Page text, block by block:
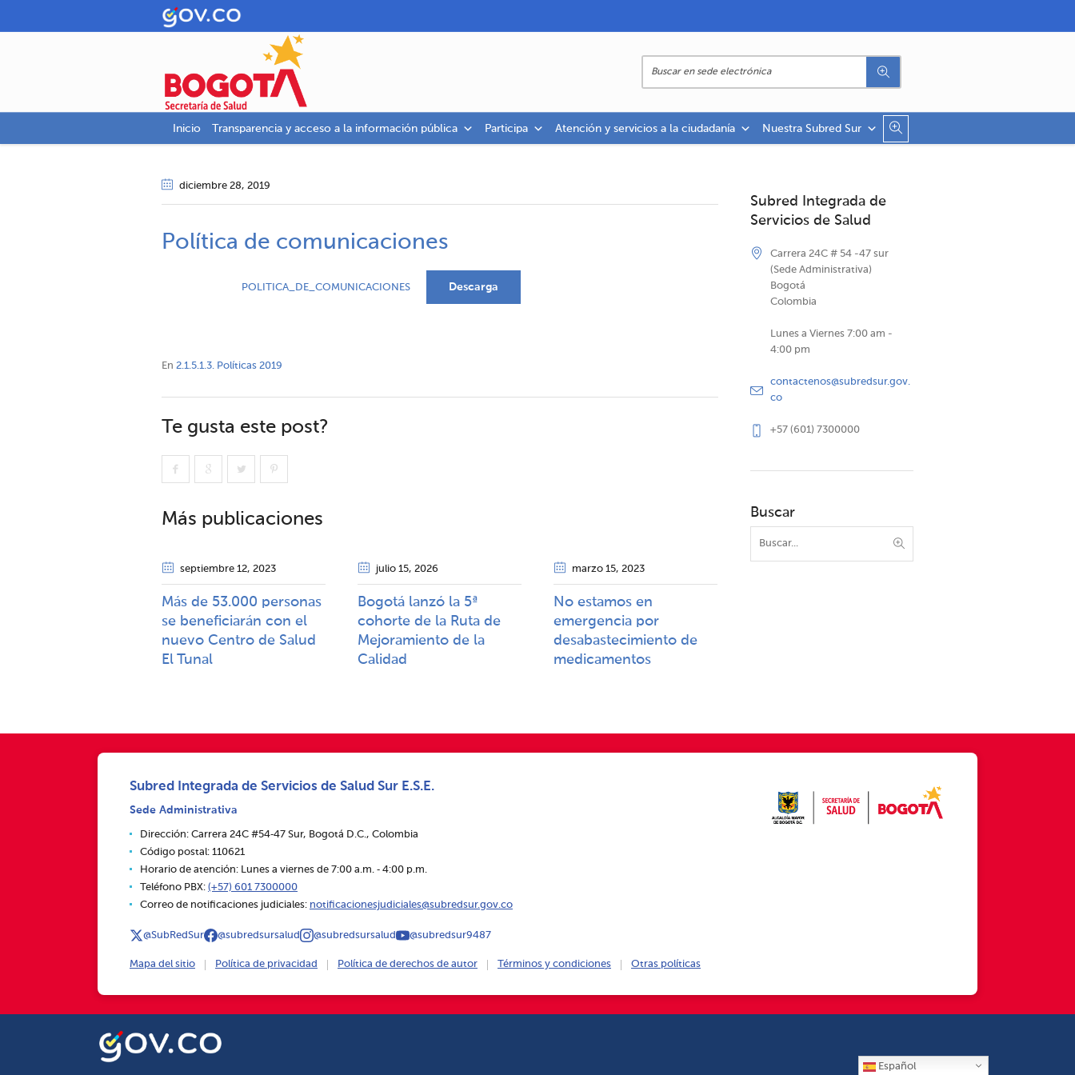
Inicio Transparencia y acceso a la información pública Participa Atención y servicios a la ciudadanía Nuestra Subred Sur
diciembre 28, 2019
Política de comunicaciones
POLITICA_DE_COMUNICACIONES Descarga
En 2.1.5.1.3. Políticas 2019
Te gusta este post?
Más publicaciones
septiembre 12, 2023
Más de 53.000 personas
se beneficiarán con el
nuevo Centro de Salud
El Tunal
julio 15, 2026
Bogotá lanzó la 5ª
cohorte de la Ruta de
Mejoramiento de la
Calidad​​
marzo 15, 2023
No estamos en
emergencia por
desabastecimiento de
medicamentos
Subred Integrada de
Servicios de Salud
Carrera 24C # 54 -47 sur
(Sede Administrativa)
Bogotá
Colombia
Lunes a Viernes 7:00 am -
4:00 pm
contactenos@subredsur.gov.
co
+57 (601) 7300000
Buscar
Subred Integrada de Servicios de Salud Sur E.S.E.
Sede Administrativa
Dirección: Carrera 24C #54‑47 Sur, Bogotá D.C., Colombia
Código postal: 110621
Horario de atención: Lunes a viernes de 7:00 a.m. ‑ 4:00 p.m.
Teléfono PBX: (+57) 601 7300000
Correo de notificaciones judiciales: notificacionesjudiciales@subredsur.gov.co
@SubRedSur @subredsursalud @subredsursalud @subredsur9487
Mapa del sitio Política de privacidad Política de derechos de autor Términos y condiciones Otras políticas
Español